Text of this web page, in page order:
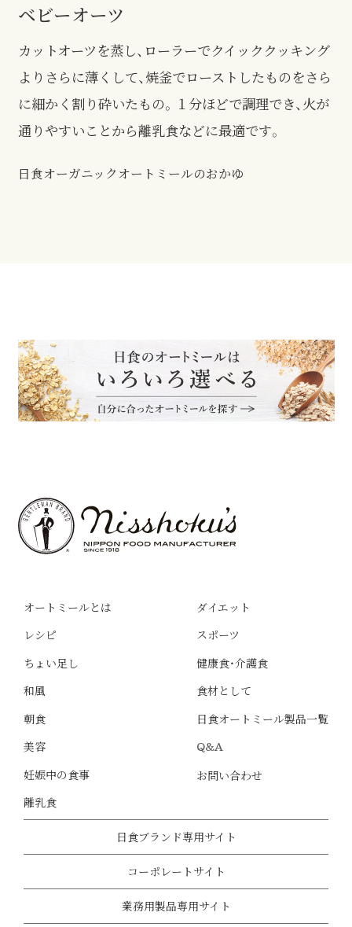
ベビーオーツ
カットオーツを蒸し、ローラーでクイッククッキング
よりさらに薄くして、焼釜でローストしたものをさら
に細かく割り砕いたもの。１分ほどで調理でき、火が
通りやすいことから離乳食などに最適です。
日食オーガニックオートミールのおかゆ
オートミールとは
レシピ
ちょい足し
和風
朝食
美容
妊娠中の食事
離乳食
ダイエット
スポーツ
健康食・介護食
食材として
日食オートミール製品一覧
Q&A
お問い合わせ
日食ブランド専用サイト
コーポレートサイト
業務用製品専用サイト